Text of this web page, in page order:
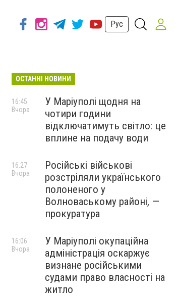
Рус
ОСТАННІ НОВИНИ
У Маріуполі щодня на
чотири години
відключатимуть світло: це
вплине на подачу води
16:45
Вчора
Російські військові
розстріляли українського
полоненого у
Волноваському районі, —
прокуратура
16:27
Вчора
У Маріуполі окупаційна
адміністрація оскаржує
визнане російськими
судами право власності на
житло
16:06
Вчора